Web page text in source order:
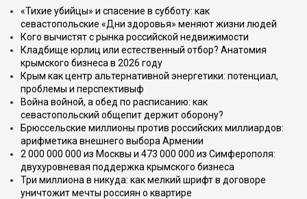
«Тихие убийцы» и спасение в субботу: как
севастопольские «Дни здоровья» меняют жизни людей
Кого вычистят с рынка российской недвижимости
Кладбище юрлиц или естественный отбор? Анатомия
крымского бизнеса в 2026 году
Крым как центр альтернативной энергетики: потенциал,
проблемы и перспективыф
Война войной, а обед по расписанию: как
севастопольский общепит держит оборону?
Брюссельские миллионы против российских миллиардов:
арифметика внешнего выбора Армении
2 000 000 000 из Москвы и 473 000 000 из Симферополя:
двухуровневая поддержка крымского бизнеса
Три миллиона в никуда: как мелкий шрифт в договоре
уничтожит мечты россиян о квартире